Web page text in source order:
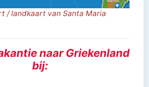
/ landkaart van Santa Maria
naar Griekenland
bij: